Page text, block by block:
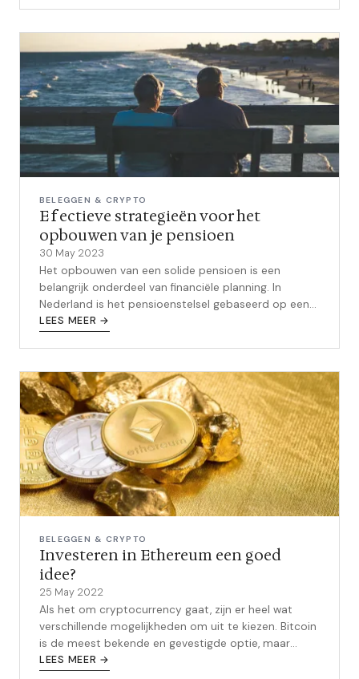
BELEGGEN & CRYPTO
Effectieve strategieën voor het
opbouwen van je pensioen
30 May 2023
Het opbouwen van een solide pensioen is een
belangrijk onderdeel van financiële planning. In
Nederland is het pensioenstelsel gebaseerd op een
combinatie van AOW (Algemene Ouderdom...
LEES MEER →
BELEGGEN & CRYPTO
Investeren in Ethereum een goed
idee?
25 May 2022
Als het om cryptocurrency gaat, zijn er heel wat
verschillende mogelijkheden om uit te kiezen. Bitcoin
is de meest bekende en gevestigde optie, maar
Ethereum wint de laatste maande...
LEES MEER →